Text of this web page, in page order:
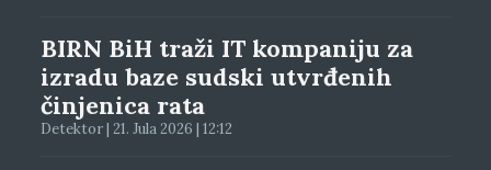
BIRN BiH traži IT kompaniju za
izradu baze sudski utvrđenih
činjenica rata
Detektor | 21. Jula 2026 | 12:12